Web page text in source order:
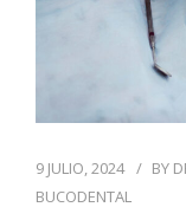
9 JULIO, 2024 BY
BUCODENTAL